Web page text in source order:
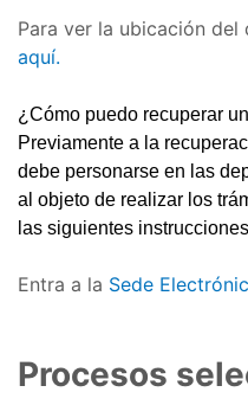
Para ver la ubicación
aquí.
¿Cómo puedo recuperar
Previamente a la
debe personarse en las
al objeto de realizar los
las siguientes
Entra a la Sede
Procesos